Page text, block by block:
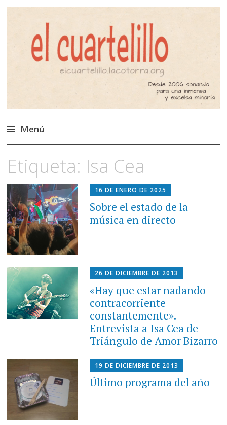
El Cuartelillo
Programa de radio de música
independiente. Podcast
Menú
al
contenido
Etiqueta: Isa Cea
16 DE ENERO DE 2025
Sobre el estado de la
música en directo
26 DE DICIEMBRE DE 2013
«Hay que estar nadando
contracorriente
constantemente».
Entrevista a Isa Cea de
Triángulo de Amor Bizarro
19 DE DICIEMBRE DE 2013
Último programa del año